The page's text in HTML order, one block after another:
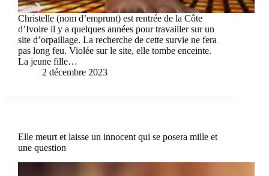
Christelle (nom d’emprunt) est rentrée de la Côte
d’Ivoire il y a quelques années pour travailler sur un
site d’orpaillage. La recherche de cette survie ne fera
pas long feu. Violée sur le site, elle tombe enceinte.
La jeune fille…
2 décembre 2023
Elle meurt et laisse un innocent qui se posera mille et
une question